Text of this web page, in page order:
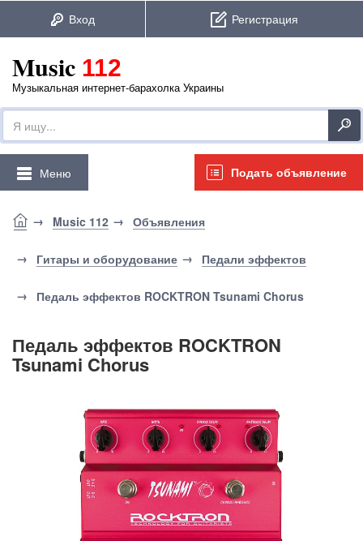
Music 112
Музыкальная интернет-барахолка Украины
Подать объявление
Меню
Music 112 Объявления
Гитары и оборудование Педали эффектов
Педаль эффектов ROCKTRON Tsunami Chorus
Педаль эффектов ROCKTRON
Tsunami Chorus